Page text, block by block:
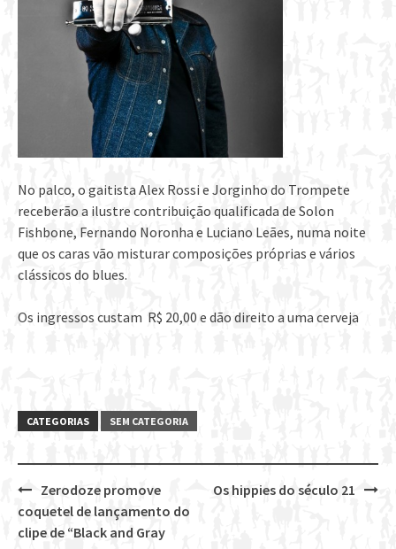
No palco, o gaitista Alex Rossi e Jorginho do Trompete
receberão a ilustre contribuição qualificada de Solon
Fishbone, Fernando Noronha e Luciano Leães, numa noite
que os caras vão misturar composições próprias e vários
clássicos do blues.
Os ingressos custam R$ 20,00 e dão direito a uma cerveja
CATEGORIAS SEM CATEGORIA
Post
navigation
Os hippies do século 21
Zerodoze promove
coquetel de lançamento do
clipe de “Black and Gray